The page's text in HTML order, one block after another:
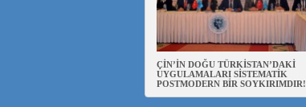
ÇİN’İN DOĞU TÜRKİSTAN’DAKİ
UYGULAMALARI SİSTEMATİK
POSTMODERN BİR SOYKIRIMDIR!